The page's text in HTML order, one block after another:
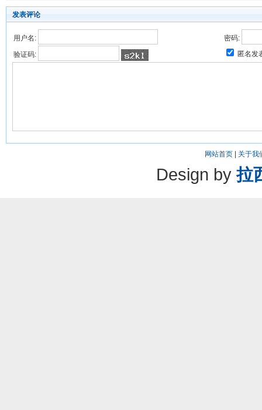
发表评论
用户名:
密码:
验证码:
匿名发
网站首页| 关于我
Design by拉